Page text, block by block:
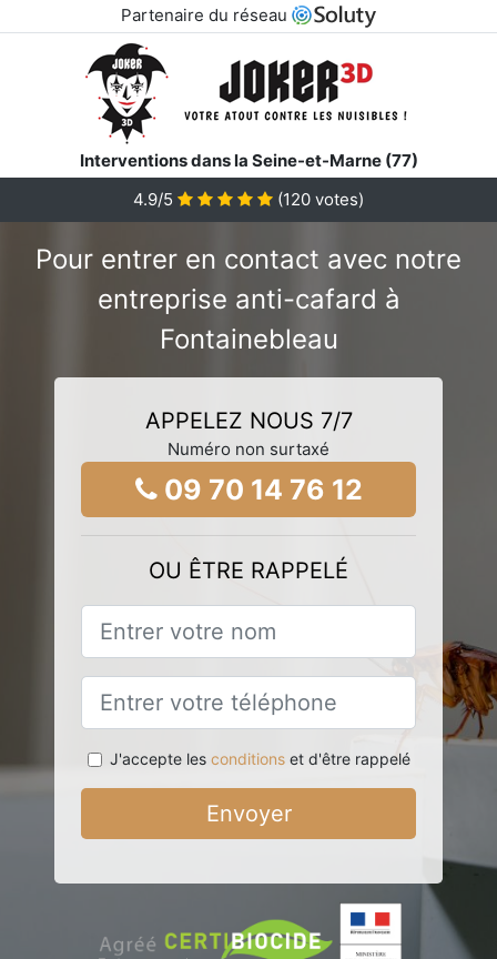
Partenaire du réseau
Interventions dans la Seine-et-Marne (77)
4.9/5
(120 votes)
Pour entrer en contact avec notre
entreprise anti-cafard à
Fontainebleau
APPELEZ NOUS 7/7
Numéro non surtaxé
09 70 14 76 12
OU ÊTRE RAPPELÉ
J'accepte les conditionset d'être rappelé
Envoyer